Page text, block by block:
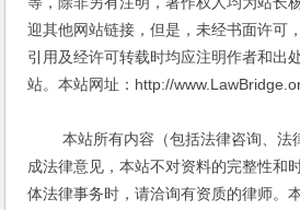
迎其他网站链接，但是，未经书面许可
引用及经许可转载时均应注明作者和出
站。本站网址：http://
本站所有内容（包括法律咨询、法
成法律意见，本站不对资料的完整性和
体法律事务时，请洽询有资质的律师。